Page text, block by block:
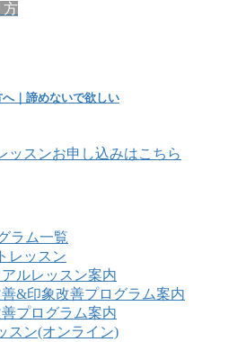
方
｜諦めないで欲しい
ラム一覧
レッスン
アルレッスン案内
&印象改善プログラム案内
プログラム案内
スン(オンライン)